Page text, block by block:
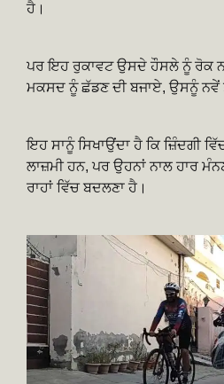
ਹੈ।
ਪਰ ਇਹ ਰੁਕਾਵਟ ਉਸਦੇ ਹੌਸਲੇ ਨੂੰ ਰੋਕ
ਮਕਸਦ ਨੂੰ ਛੱਡਣ ਦੀ ਬਜਾਏ, ਉਸਨੂੰ
ਇਹ ਸਾਨੂੰ ਸਿਖਾਉਂਦਾ ਹੈ ਕਿ ਜ਼ਿੰਦਗੀ
ਲਾਜ਼ਮੀ ਹਨ, ਪਰ ਉਹਨਾਂ ਨਾਲ ਹਾਰ
ਰਾਹਾਂ ਵਿੱਚ ਬਦਲਣਾ ਹੈ।